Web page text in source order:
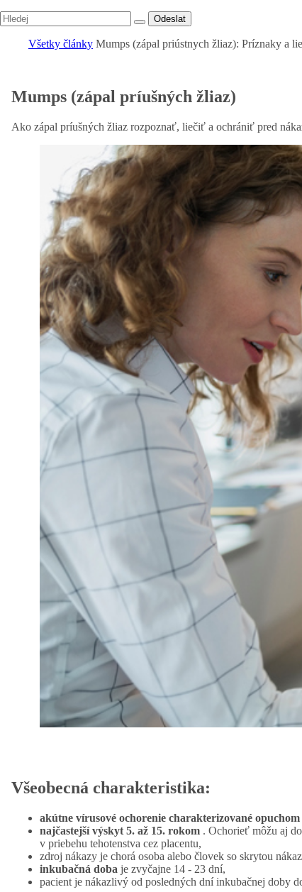
Odeslat
Všetky články Mumps (zápal priústnych žliaz): Príznaky a
Mumps (zápal príušných žliaz)
Ako zápal príušných žliaz rozpoznať, liečiť a ochrániť pred
Všeobecná charakteristika:
akútne vírusové ochorenie charakterizované
najčastejší výskyt 5. až 15. rokom . Ochorieť môžu aj
v priebehu tehotenstva cez placentu,
zdroj nákazy je chorá osoba alebo človek so skrytou
inkubačná doba je zvyčajne 14 - 23 dní,
pacient je nákazlivý od posledných dní inkubačnej doby